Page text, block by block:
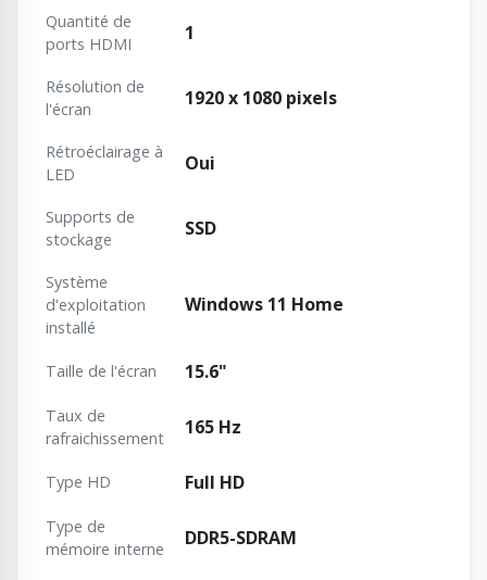
Quantité de
ports HDMI
1
Résolution de
l'écran
1920 x 1080 pixels
Rétroéclairage à
LED
Oui
Supports de
stockage
SSD
Système
d'exploitation
installé
Windows 11 Home
Taille de l'écran 15.6"
Taux de
rafraichissement
165 Hz
Type HD Full HD
Type de
mémoire interne
DDR5-SDRAM